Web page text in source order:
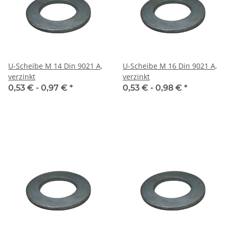
U-Scheibe M 14 Din 9021 A,
verzinkt
0,53 € - 0,97 € *
U-Scheibe M 16 Din 9021 A,
verzinkt
0,53 € - 0,98 € *